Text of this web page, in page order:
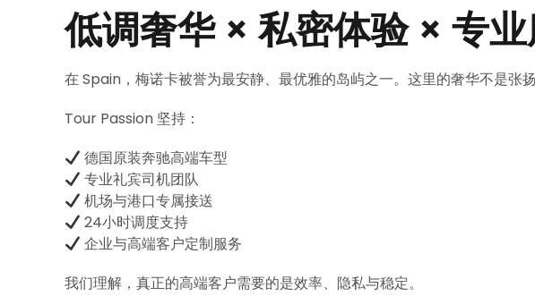
低调奢华 × 私密体验 × 专
在 Spain，梅诺卡被誉为最安静、最优雅的岛屿之一。这里的奢华不是张
Tour Passion 坚持：
德国原装奔驰高端车型
专业礼宾司机团队
机场与港口专属接送
24小时调度支持
企业与高端客户定制服务
我们理解，真正的高端客户需要的是效率、隐私与稳定。